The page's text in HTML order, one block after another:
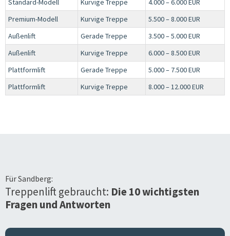
Standard-Modell
Kurvige Treppe
4.000 – 6.000 EUR
Premium-Modell
Kurvige Treppe
5.500 – 8.000 EUR
Außenlift
Gerade Treppe
3.500 – 5.000 EUR
Außenlift
Kurvige Treppe
6.000 – 8.500 EUR
Plattformlift
Gerade Treppe
5.000 – 7.500 EUR
Plattformlift
Kurvige Treppe 8.000 – 12.000 EUR
FürSandberg:
Treppenlift gebraucht: Die 10 wichtigsten
Fragen und Antworten